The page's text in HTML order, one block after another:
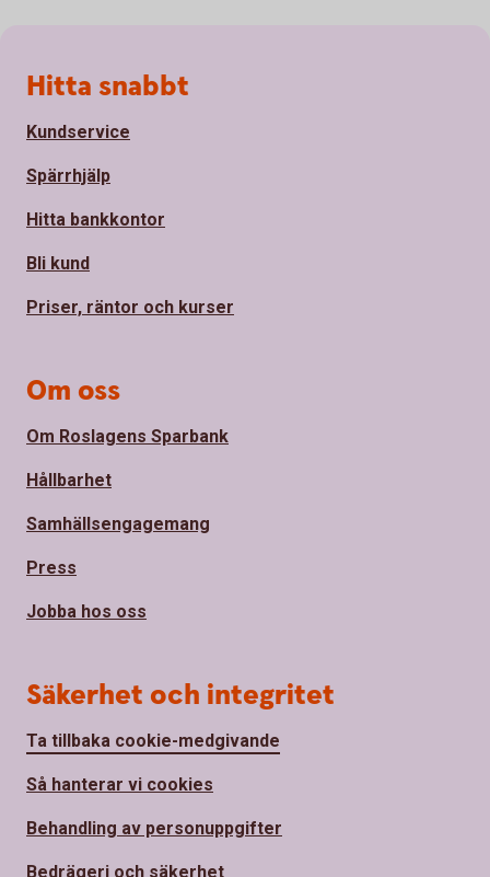
Sidfot
Hitta snabbt
Kundservice
Spärrhjälp
Hitta bankkontor
Bli kund
Priser, räntor och kurser
Om oss
Om Roslagens Sparbank
Hållbarhet
Samhällsengagemang
Press
Jobba hos oss
Säkerhet och integritet
Ta tillbaka cookie-medgivande
Så hanterar vi cookies
Behandling av personuppgifter
Bedrägeri och säkerhet